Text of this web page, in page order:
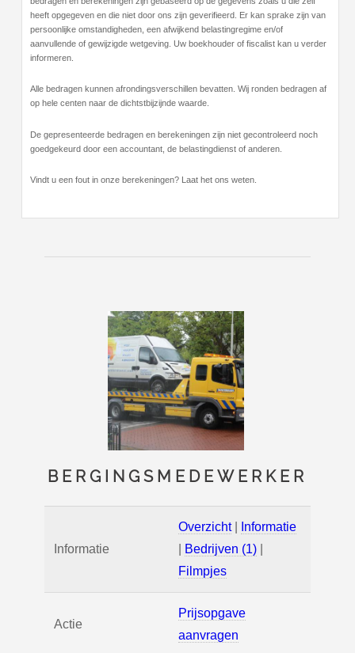
heeft opgegeven en die niet door ons zijn geverifieerd. Er kan sprake zijn van
persoonlijke omstandigheden, een afwijkend belastingregime en/of
aanvullende of gewijzigde wetgeving. Uw boekhouder of fiscalist kan u verder
informeren.
Alle bedragen kunnen afrondingsverschillen bevatten. Wij ronden bedragen af
op hele centen naar de dichtstbijzijnde waarde.
De gepresenteerde bedragen en berekeningen zijn niet gecontroleerd noch
goedgekeurd door een accountant, de belastingdienst of anderen.
Vindt u een fout in onze berekeningen? Laat het ons weten.
BERGINGSMEDEWERKER
Informatie
Overzicht|
Informatie
Bedrijven (1)
Filmpjes
Actie
Prijsopgave
aanvragen